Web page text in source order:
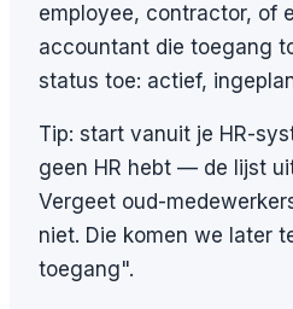
employee, contractor, of
accountant die toegang
status toe: actief,
Tip: start vanuit je HR-
geen HR hebt — de lijst
Vergeet oud-
niet. Die komen we later
toegang".